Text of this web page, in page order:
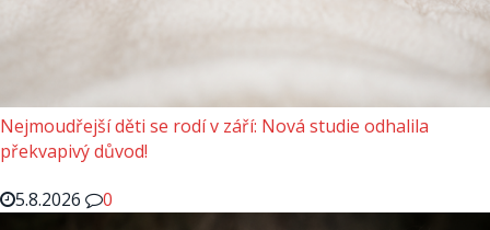
Nejmoudřejší děti se rodí v září: Nová studie odhalila
překvapivý důvod!
5.8.2026
0